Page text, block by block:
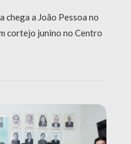
chega a João Pessoa no
cortejo junino no Centro